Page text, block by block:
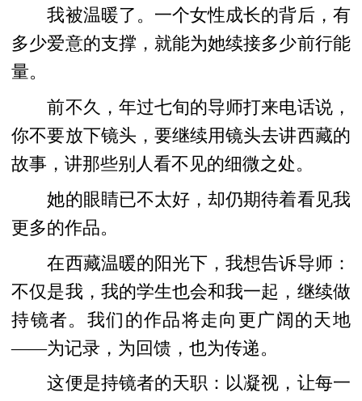
我被温暖了。一个女性成长的背后，有
多少爱意的支撑，就能为她续接多少前行能
量。
前不久，年过七旬的导师打来电话说，
你不要放下镜头，要继续用镜头去讲西藏的
故事，讲那些别人看不见的细微之处。
她的眼睛已不太好，却仍期待着看见我
更多的作品。
在西藏温暖的阳光下，我想告诉导师：
不仅是我，我的学生也会和我一起，继续做
持镜者。我们的作品将走向更广阔的天地
——为记录，为回馈，也为传递。
这便是持镜者的天职：以凝视，让每一